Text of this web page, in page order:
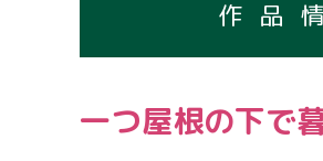
作品
一つ屋根の下で